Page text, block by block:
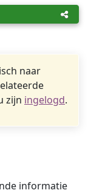
naar
zijn ingelogd.
informatie